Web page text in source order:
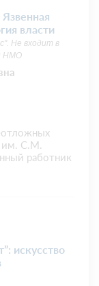
власти
Не входит в
НМО
им. С.М.
работник
искусство